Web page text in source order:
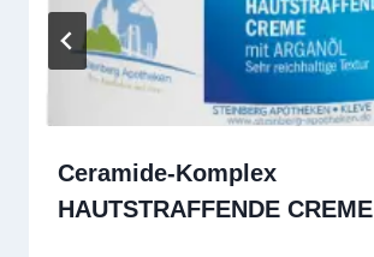
Ceramide-Komplex
HAUTSTRAFFENDE CREME